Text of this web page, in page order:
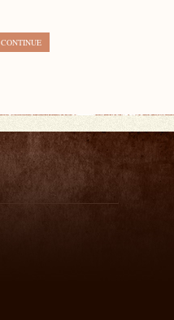
CONTINUE